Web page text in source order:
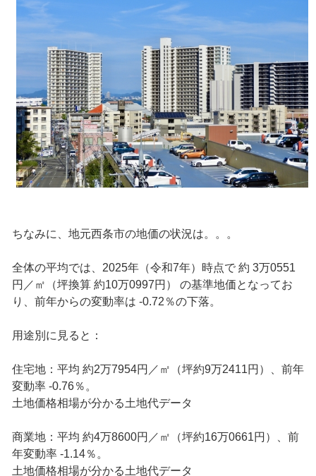
ちなみに、地元西条市の地価の状況は。。。
全体の平均では、2025年（令和7年）時点で 約 3万0551
円／㎡（坪換算 約10万0997円） の基準地価となってお
り、前年からの変動率は -0.72％の下落。
用途別に見ると：
住宅地：平均 約2万7954円／㎡（坪約9万2411円）、前年
変動率 -0.76％。
土地価格相場が分かる土地代データ
商業地：平均 約4万8600円／㎡（坪約16万0661円）、前
年変動率 -1.14％。
土地価格相場が分かる土地代データ